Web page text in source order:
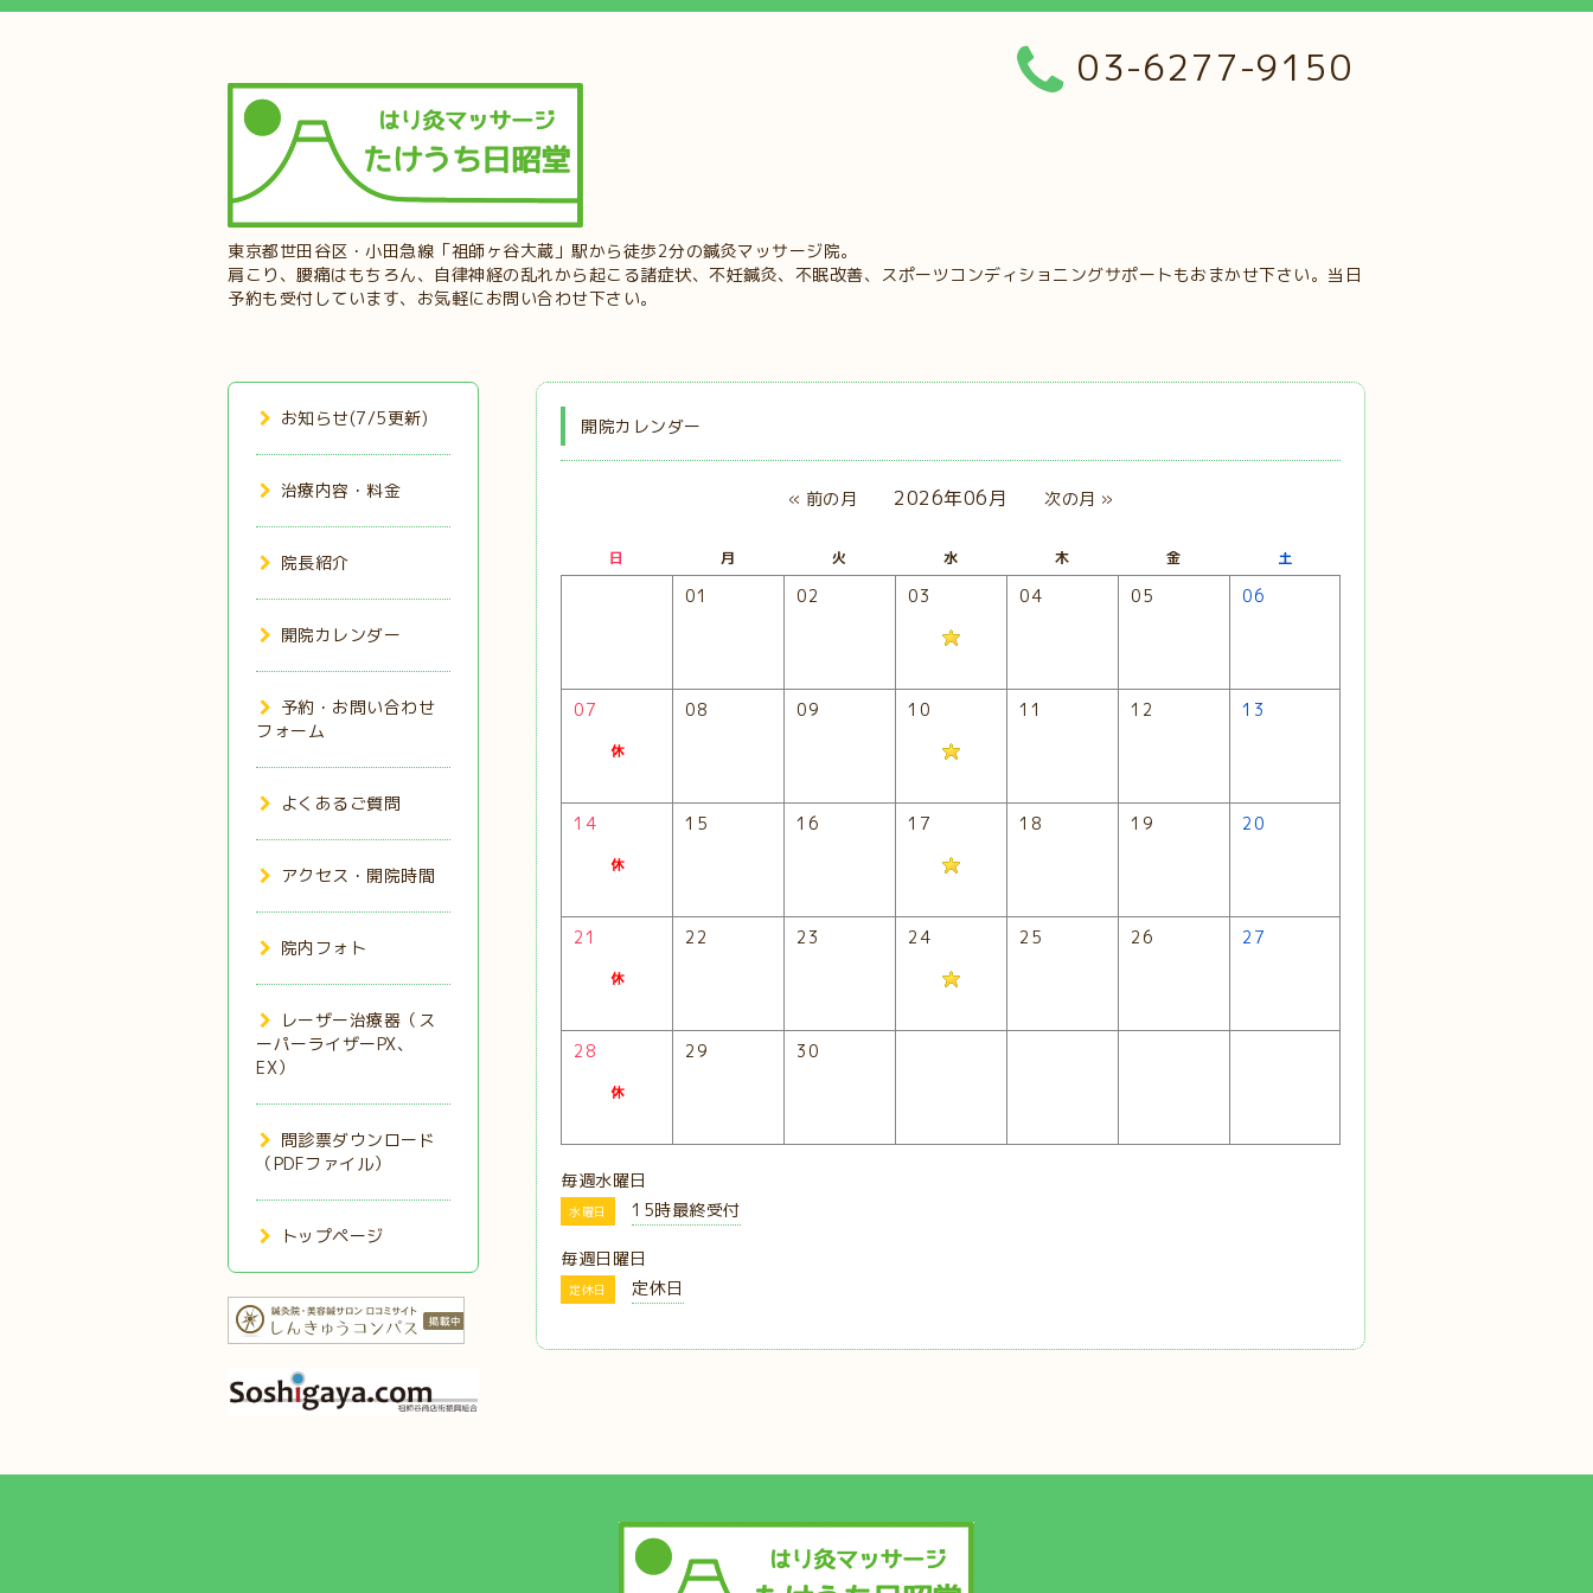
東京都世田谷区・小田急線「祖師ヶ谷大蔵」駅から徒歩2分の鍼灸マッサージ院。
肩こり、腰痛はもちろん、自律神経の乱れから起こる諸症状、不妊鍼灸、不眠改善、スポーツコンディショニングサポートもおまかせ下さい。当日
予約も受付しています、お気軽にお問い合わせ下さい。
03-6277-9150
開院カレンダー
« 前の月 2026年06月 次の月 »
日 月 火 水 木 金 土
01 02 03 04 05 06
07 08 09 10 11 12 13
14 15 16 17 18 19 20
21 22 23 24 25 26 27
28 29 30
毎週水曜日
水曜日 15時最終受付
毎週日曜日
定休日 定休日
お知らせ(7/5更新)
治療内容・料金
院長紹介
開院カレンダー
予約・お問い合わせ
フォーム
よくあるご質問
アクセス・開院時間
院内フォト
レーザー治療器（ス
ーパーライザーPX、
EX）
問診票ダウンロード
（PDFファイル）
トップページ